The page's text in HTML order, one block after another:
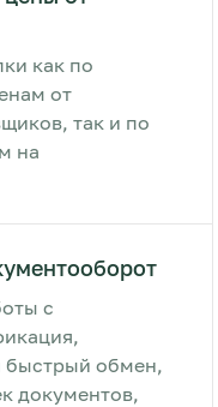
как по
от
так и по
на
с
обмен,
документов,